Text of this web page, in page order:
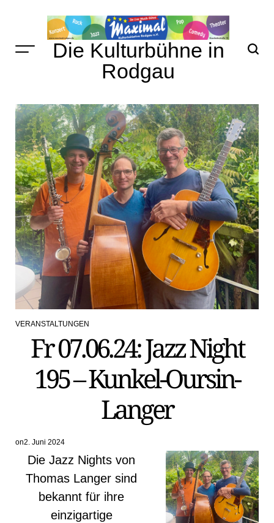
to
content
Die Kulturbühne in
Rodgau
POSTED
VERANSTALTUNGEN
Fr 07.06.24: Jazz Night
195 – Kunkel-Oursin-
Langer
on2. Juni 2024
Die Jazz Nights von
Thomas Langer sind
bekannt für ihre
einzigartige